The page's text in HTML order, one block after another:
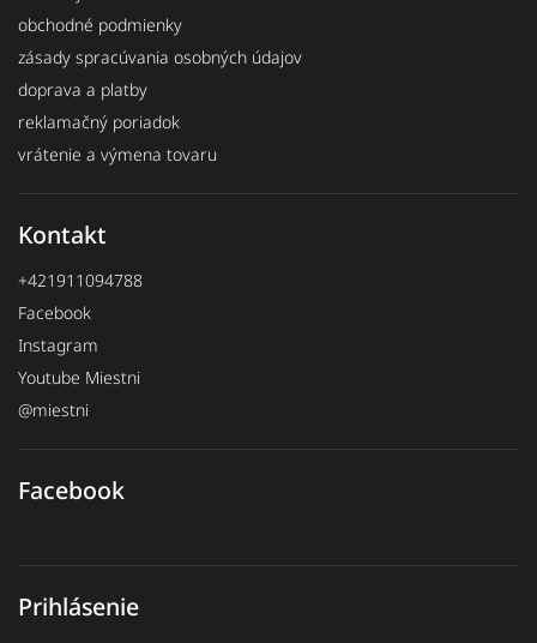
obchodné podmienky
zásady spracúvania osobných údajov
doprava a platby
reklamačný poriadok
vrátenie a výmena tovaru
Kontakt
+421911094788
Facebook
Instagram
Youtube Miestni
@miestni
Facebook
Prihlásenie